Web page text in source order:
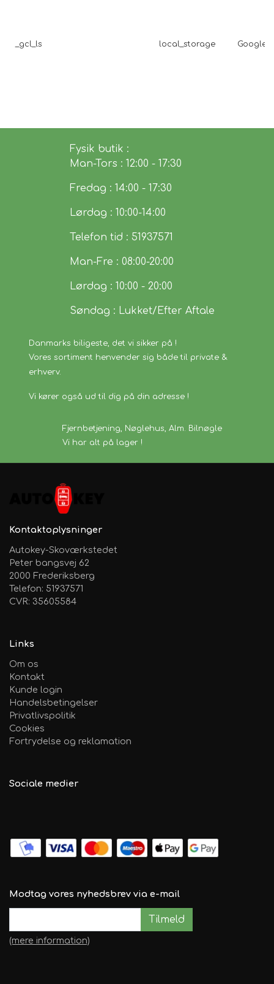
_gcl_ls local_storage Google
Fysik butik :
Man-Tors : 12:00 - 17:30
Fredag : 14:00 - 17:30
Lørdag : 10:00-14:00
Telefon tid : 51937571
Man-Fre : 08:00-20:00
Lørdag : 10:00 - 20:00
Søndag : Lukket/Efter Aftale
Danmarks biligeste, det vi sikker på !
Vores sortiment henvender sig både til private &
erhverv.
Vi kører også ud til dig på din adresse !
Fjernbetjening, Nøglehus, Alm. Bilnøgle
Vi har alt på lager !
Kontaktoplysninger
Autokey-Skoværkstedet
Peter bangsvej 62
2000 Frederiksberg
Telefon: 51937571
CVR: 35605584
Links
Om os
Kontakt
Kunde login
Handelsbetingelser
Privatlivspolitik
Cookies
Fortrydelse og reklamation
Sociale medier
Modtag vores nyhedsbrev via e-mail
Tilmeld
(mere information)